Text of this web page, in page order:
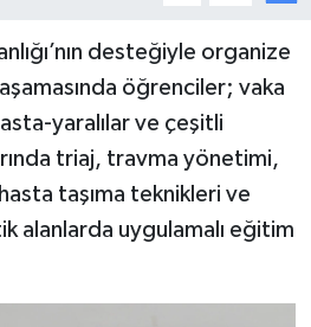
desteğiyle organize
öğrenciler; vaka
yaralılar ve çeşitli
triaj, travma yönetimi,
taşıma teknikleri ve
alanlarda uygulamalı eğitim